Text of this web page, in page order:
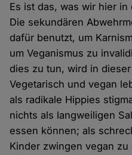
Es ist das, was wir hier
Die sekundären
dafür benutzt, um
um Veganismus zu
dies zu tun, wird in
Vegetarisch und vegan
als radikale Hippies
nichts als langweiligen
essen können; als
Kinder zwingen vegan